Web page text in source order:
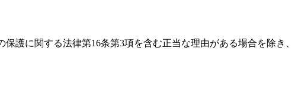
護に関する法律第16条第3項を含む正当な理由がある場合を除き